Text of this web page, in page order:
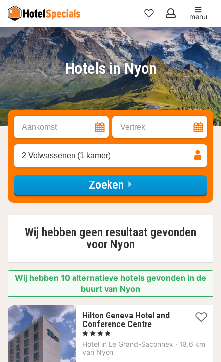
Mijn
favorieten
menu
Hotels in Nyon
Aankomst Vertrek
2 Volwassenen (1 kamer)
Zoeken
Wij hebben geen resultaat gevonden
voor Nyon
Wij hebben 10 alternatieve hotels gevonden in de
buurt van Nyon
Hilton Geneva Hotel and
Conference Centre1
vanaf
, 4 Sterren
Hotel in Le Grand-Saconnex · 18.6 km
van Nyon